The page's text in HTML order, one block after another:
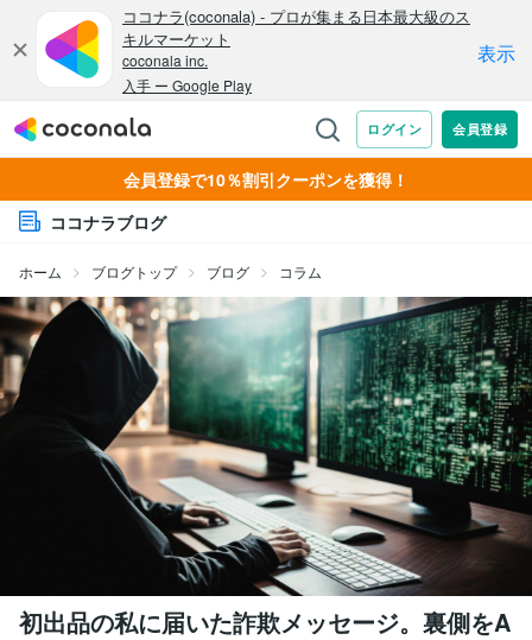
会員登録で10％割引クーポンを獲得！
ココナラブログ
ホーム ブログトップ ブログ コラム
初出品の私に届いた詐欺メッセージ。裏側をA